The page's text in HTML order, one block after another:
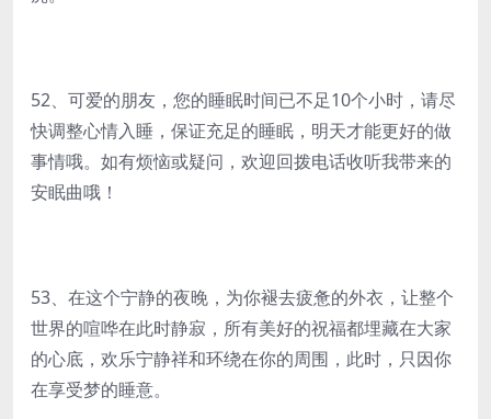
52、可爱的朋友，您的睡眠时间已不足10个小时，请尽
快调整心情入睡，保证充足的睡眠，明天才能更好的做
事情哦。如有烦恼或疑问，欢迎回拨电话收听我带来的
安眠曲哦！
53、在这个宁静的夜晚，为你褪去疲惫的外衣，让整个
世界的喧哗在此时静寂，所有美好的祝福都埋藏在大家
的心底，欢乐宁静祥和环绕在你的周围，此时，只因你
在享受梦的睡意。